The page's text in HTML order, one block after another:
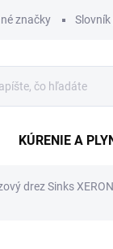
značky
KÚRENIE A
drez Sinks